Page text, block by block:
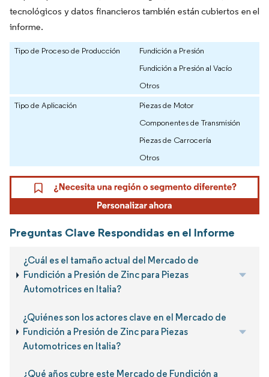
tecnológicos y datos financieros también están cubiertos en el
informe.
Tipo de Proceso de Producción
Fundición a Presión
Fundición a Presión al Vacío
Otros
Tipo de Aplicación
Piezas de Motor
Componentes de Transmisión
Piezas de Carrocería
Otros
Preguntas Clave Respondidas en el Informe
¿Cuál es el tamaño actual del Mercado de
Fundición a Presión de Zinc para Piezas
Automotrices en Italia?
¿Quiénes son los actores clave en el Mercado de
Fundición a Presión de Zinc para Piezas
Automotrices en Italia?
¿Qué años cubre este Mercado de Fundición a